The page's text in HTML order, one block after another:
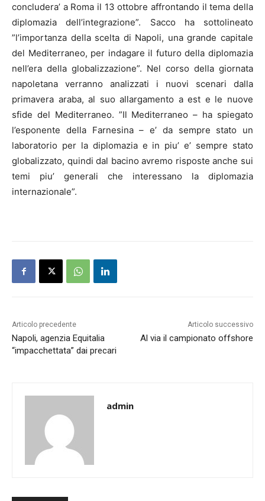
concludera’ a Roma il 13 ottobre affrontando il tema della
diplomazia dell’integrazione”. Sacco ha sottolineato
”l’importanza della scelta di Napoli, una grande capitale
del Mediterraneo, per indagare il futuro della diplomazia
nell’era della globalizzazione”. Nel corso della giornata
napoletana verranno analizzati i nuovi scenari dalla
primavera araba, al suo allargamento a est e le nuove
sfide del Mediterraneo. ”Il Mediterraneo – ha spiegato
l’esponente della Farnesina – e’ da sempre stato un
laboratorio per la diplomazia e in piu’ e’ sempre stato
globalizzato, quindi dal bacino avremo risposte anche sui
temi piu’ generali che interessano la diplomazia
internazionale”.
Articolo precedente
Napoli, agenzia Equitalia
“impacchettata” dai precari
Articolo successivo
Al via il campionato offshore
admin